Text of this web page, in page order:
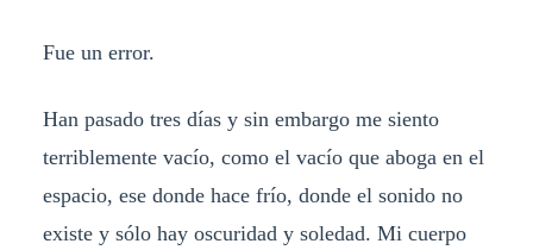
Fue un error.
Han pasado tres días y sin embargo me siento
terriblemente vacío, como el vacío que aboga en el
espacio, ese donde hace frío, donde el sonido no
existe y sólo hay oscuridad y soledad. Mi cuerpo